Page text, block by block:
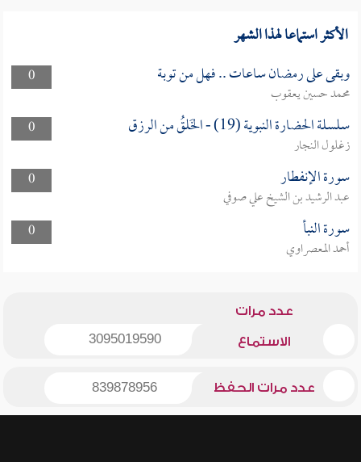
الأكثر استماعا لهذا الشهر
0 وبقى على رمضان ساعات .. فهل من توبة
محمد حسين يعقوب
0
سلسلة الحضارة النبوية (19) - الخَلقُ من الرزق
زغلول النجار
0
سورة الإنفطار
عبد الرشيد بن الشيخ علي صوفي
0
سورة النبأ
أحمد المعصراوي
عدد مرات
الاستماع 3095019590
عدد مرات الحفظ 839878956